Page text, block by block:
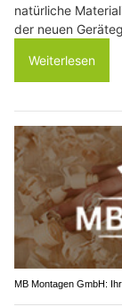
natürliche
der neuen
Weiterlesen
MB Montagen GmbH: